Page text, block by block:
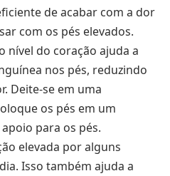
de acabar com a dor
com os pés elevados.
nível do coração ajuda a
nos pés, reduzindo
Deite-se em uma
os pés em um
para os pés.
elevada por alguns
Isso também ajuda a